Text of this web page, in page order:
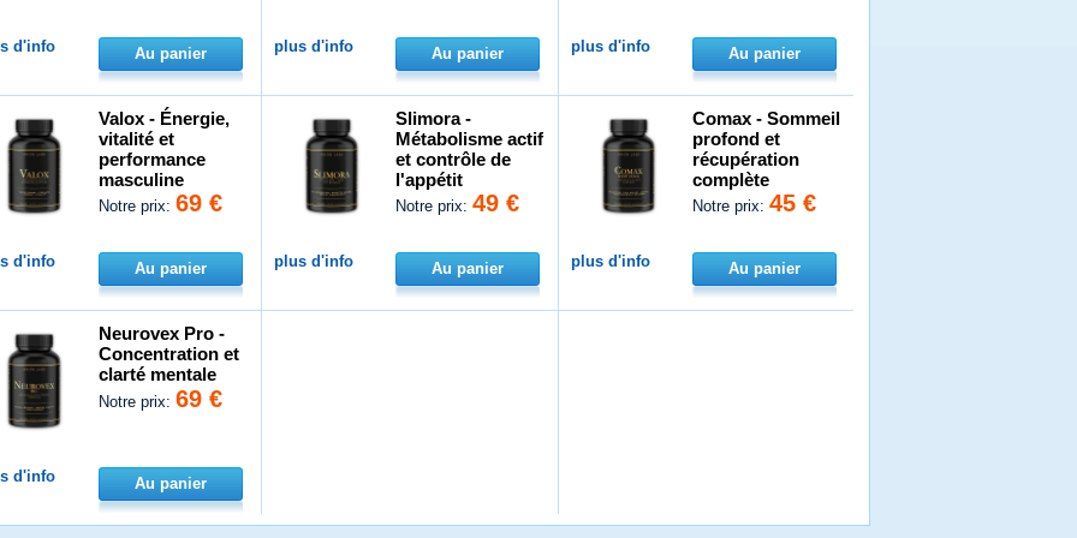
d'info Au panier plus d'info Au panier plus d'info Au panier
Valox - Énergie,
vitalité et
performance
masculine
Notre prix:69 €
d'info Au panier
Slimora -
Métabolisme actif
et contrôle de
l'appétit
Notre prix:49 €
plus d'info Au panier
Comax - Sommeil
profond et
récupération
complète
Notre prix:45 €
plus d'info Au panier
Neurovex Pro -
Concentration et
clarté mentale
Notre prix:69 €
d'info Au panier